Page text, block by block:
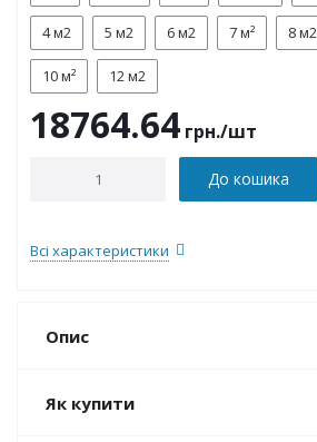
4 м2 5 м2 6 м2 7 м² 8 м2
10 м² 12 м2
18764.64 грн./шт
До кошика
Всі характеристики
Опис
Як купити